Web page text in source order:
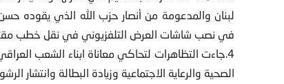
لبنان والمدعومة من أنصار حزب الله الذي يقوده حسن
في نصب شاشات العرض التلفزيوني في نقل خطب
4.جاءت التظاهرات لتحاكي معاناة ابناء الشعب
الصحية والرعاية الاجتماعية وزيادة البطالة وانتشار